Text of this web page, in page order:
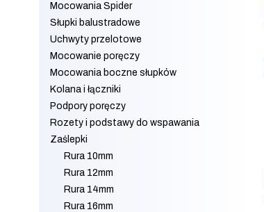
Mocowania Spider
Słupki balustradowe
Uchwyty przelotowe
Mocowanie poręczy
Mocowania boczne słupków
Kolana i łączniki
Podpory poręczy
Rozety i podstawy do wspawania
Zaślepki
Rura 10mm
Rura 12mm
Rura 14mm
Rura 16mm